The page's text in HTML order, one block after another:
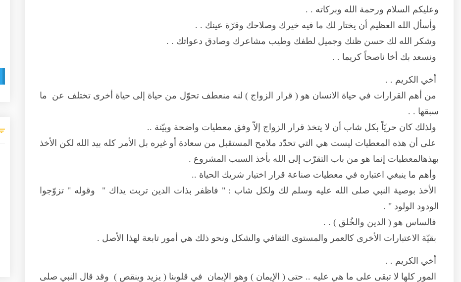
وعليكم السلام ورحمة الله وبركاته . .
وأسأل الله العظيم أن يختار لك ما فيه خيرك وصلاحك وقرّة عينك . .
وشكر الله لك حسن ظنك وجميل لطفك وطيب مشاعرك وصادق دعواتك . .
ونسعد بك أخا ناصحاً كريما . .
أخي الكريم . .
من أهم القرارات في حياة الانسان هو ( قرار الزواج ) لنه منعطف تحوّل من حياة إلى حياة أخرى تختلف عن ما
سبقها . .
ولذلك كان حريّاً بكل شاب أن لا يتخذ قرار الزواج إلاّ وفق معطيات واضحة وبيّنة ..
على أن هذه المعطيات ليست هي التي تحدّد ملامح المستقبل من سعادة أو غيره بل الأمر كله بيد الله لكن الأخذ
بهذهالمعطيات إنما هو من باب التقرّب إلى الله بأخذ السبب المشروع .
وأهم ما ينبغي اعتباره في معطيات صناعة قرار اختيار شريك الحياة ..
الأخذ بوصية النبي صلى الله عليه وسلم لك ولكل شاب : " فاظفر بذات الدين تربت يداك " وقوله " تزوّجوا
الودود الولود " .
فالساس هو ( الدين والخُلق ) . .
بقيّة الاعتبارات الأخرى كالعمر والمستوى الثقافي والشكل ونحو ذلك هي أمور تابعة لهذا الأصل .
أخي الكريم . .
المور كلها لا تبقى على ما هي عليه .. حتى ( الإيمان ) وهو الإيمان في قلوبنا ( يزيد وينقص ) وقد قال النبي صلى